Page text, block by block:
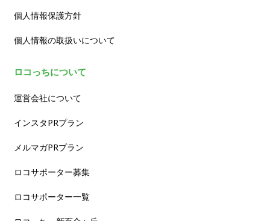
個人情報保護方針
個人情報の取扱いについて
ロコっちについて
運営会社について
インスタPRプラン
メルマガPRプラン
ロコサポーター募集
ロコサポーター一覧